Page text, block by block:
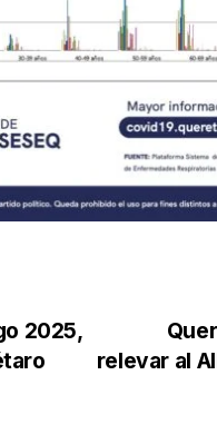
relevar al
2025,